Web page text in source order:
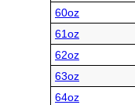
60oz
61oz
62oz
63oz
64oz